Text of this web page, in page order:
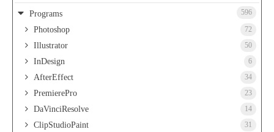
Programs 596
Photoshop 72
Illustrator 50
InDesign 6
AfterEffect 34
PremierePro 23
DaVinciResolve 14
ClipStudioPaint 31